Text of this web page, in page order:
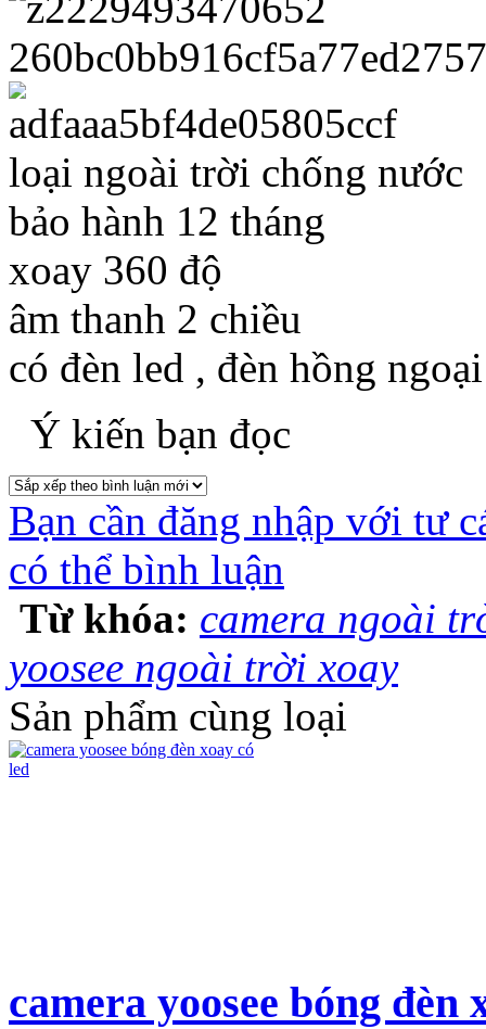
loại ngoài trời chống nước
bảo hành 12 tháng
xoay 360 độ
âm thanh 2 chiều
có đèn led , đèn hồng ngoại
Ý kiến bạn đọc
Bạn cần đăng nhập với tư
có thể bình luận
Từ khóa: camera ngoài
yoosee ngoài trời xoay
Sản phẩm cùng loại
camera yoosee bóng đèn